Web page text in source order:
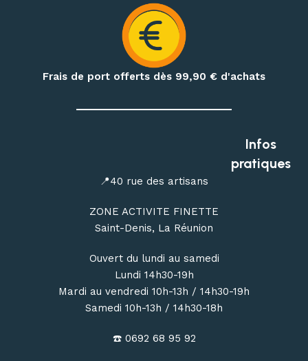
d’hydratation et produits de nutrition outdoor
Préparez également vos treks et nuits en pleine nature
avec notre matériel de bivouac :réchauds, cartouches de
gaz à visser, popotes, couverts, hamacs, moustiquaires,
livraison de votre matériel d’escalade, de canyoning, de
randonnée et de bivouac partout à La Réunion.
Frais de port offerts dès 99,90 € d'achats
Infos
pratiques
📍40 rue des artisans
ZONE ACTIVITE FINETTE
Saint-Denis, La Réunion
Ouvert du lundi au samedi
Lundi 14h30-19h
Mardi au vendredi 10h-13h / 14h30-19h
Samedi 10h-13h / 14h30-18h
☎️ 0692 68 95 92